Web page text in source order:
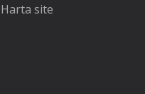
Harta site